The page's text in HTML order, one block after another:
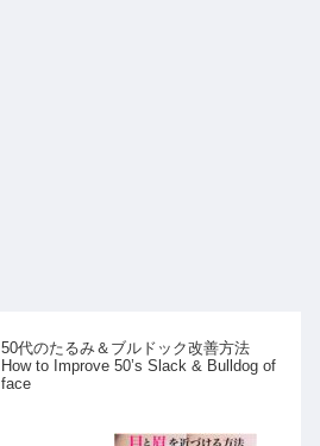
50代のたるみ＆ブルドック改善方法
How to Improve 50’s Slack & Bulldog of
face